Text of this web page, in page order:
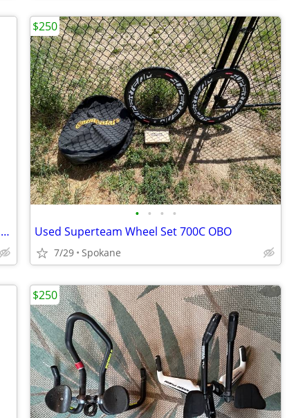
Dura-ace Rear Dropout Centering and Gear Hanger Alignment Tool
• • • •
Used Superteam Wheel Set 700C OBO
7/29 Spokane
$250
$250